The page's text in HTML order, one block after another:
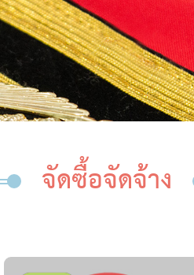
จัดซื้อจัดจ้าง